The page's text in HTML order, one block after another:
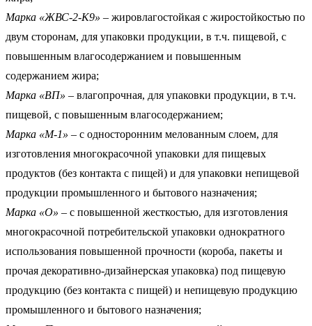
Марка «ЖВС-2-К9» – жировлагостойкая с жиростойкостью по
двум сторонам, для упаковки продукции, в т.ч. пищевой, с
повышенным влагосодержанием и повышенным
содержанием жира;
Марка «ВП» – влагопрочная, для упаковки продукции, в т.ч.
пищевой, с повышенным влагосодержанием;
Марка «М-1» – с односторонним мелованным слоем, для
изготовления многокрасочной упаковки для пищевых
продуктов (без контакта с пищей) и для упаковки непищевой
продукции промышленного и бытового назначения;
Марка «О» – с повышенной жесткостью, для изготовления
многокрасочной потребительской упаковки однократного
использования повышенной прочности (короба, пакеты и
прочая декоративно-дизайнерская упаковка) под пищевую
продукцию (без контакта с пищей) и непищевую продукцию
промышленного и бытового назначения;